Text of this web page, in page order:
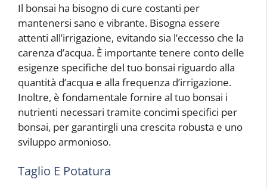
Il bonsai ha bisogno di cure costanti per
mantenersi sano e vibrante. Bisogna essere
attenti all’irrigazione, evitando sia l’eccesso che la
carenza d’acqua. È importante tenere conto delle
esigenze specifiche del tuo bonsai riguardo alla
quantità d’acqua e alla frequenza d’irrigazione.
Inoltre, è fondamentale fornire al tuo bonsai i
nutrienti necessari tramite concimi specifici per
bonsai, per garantirgli una crescita robusta e uno
sviluppo armonioso.
Taglio E Potatura